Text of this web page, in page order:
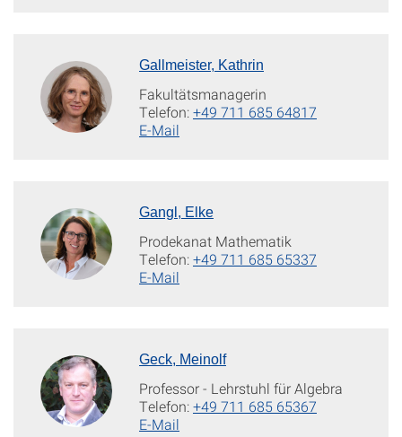
Gallmeister, Kathrin
Fakultätsmanagerin
Telefon:+49 711 685 64817
E-Mail
Gangl, Elke
Prodekanat Mathematik
Telefon:+49 711 685 65337
E-Mail
Geck, Meinolf
Professor - Lehrstuhl für Algebra
Telefon:+49 711 685 65367
E-Mail